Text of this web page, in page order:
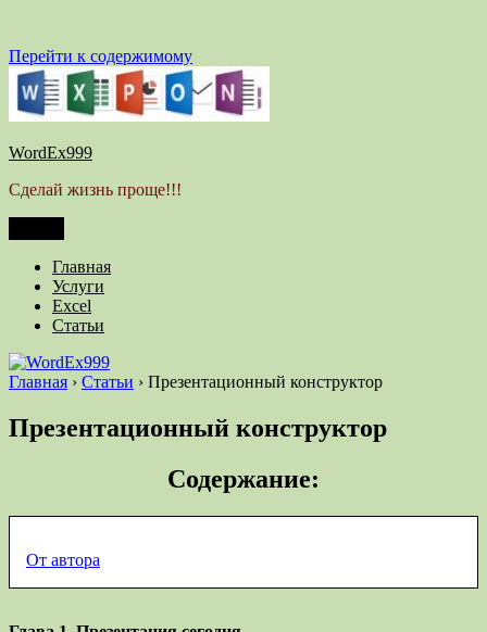
Перейти к содержимому
WordEx999
Сделай жизнь проще!!!
Главная
Услуги
Excel
Статьи
Главная › Статьи › Презентационный конструктор
Презентационный конструктор
Содержание:
От автора